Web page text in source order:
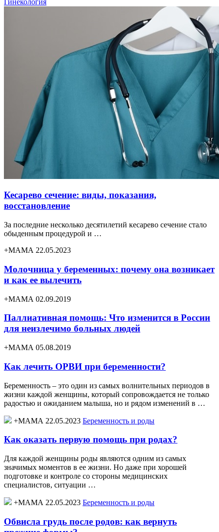
Кесарево сечение: виды, показания,
восстановление
За последние несколько десятилетий кесарево сечение стало
обыденным процедурой и …
+МАМА 22.05.2023
Молочница у беременных: почему она возникает
и как ее вылечить
+МАМА 02.09.2019
Паллиативная помощь: Что изменится в России
для неизлечимо больных людей
+МАМА 05.08.2019
Как лечить ОРВИ при беременности?
Беременность – это один из самых волнительных периодов в
жизни каждой женщины, который сопровождается не только
радостью и ожиданием малыша, но и рядом изменений в …
+МАМА 22.05.2023 Беременность и роды
Как оказать первую помощь при родах?
Для каждой женщины роды являются одним из самых
значимых моментов в ее жизни. Но даже при хорошей
подготовке и контроле со стороны медицинских
специалистов, ситуации …
+МАМА 22.05.2023 Беременность и роды
Обвисла грудь после родов: как вернуть